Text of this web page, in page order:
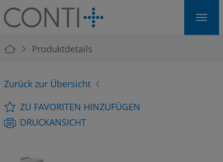
Skip to main navigation
Skip to main content
Skip to page footer
You are here:
Produktdetails
Zurück zur Übersicht
ZU FAVORITEN HINZUFÜGEN
DRUCKANSICHT